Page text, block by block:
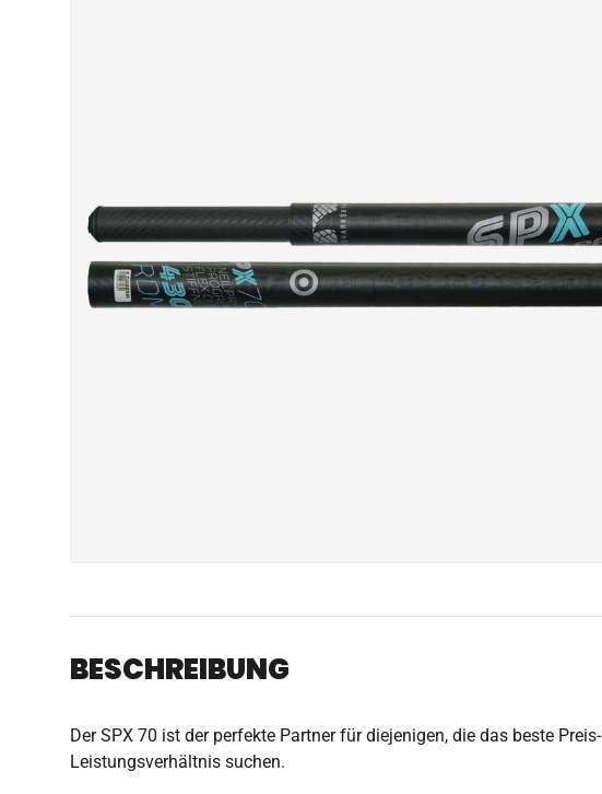
BESCHREIBUNG
Der SPX 70 ist der perfekte Partner für diejenigen, die das beste Preis-
Leistungsverhältnis suchen.